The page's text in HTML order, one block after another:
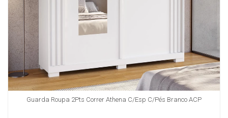
Guarda Roupa 2Pts Correr Athena C/Esp C/Pés Branco ACP